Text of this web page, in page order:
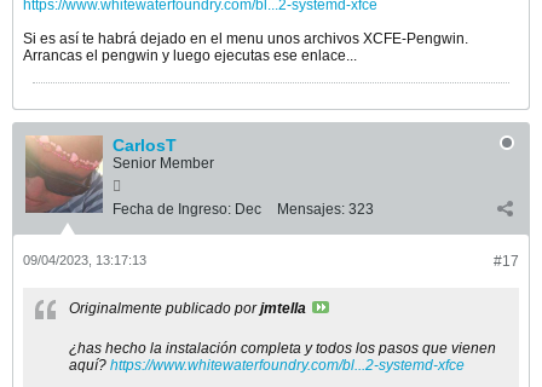
https://www.whitewaterfoundry.com/bl...2-systemd-xfce
Si es así te habrá dejado en el menu unos archivos XCFE-Pengwin.
Arrancas el pengwin y luego ejecutas ese enlace...
CarlosT
Senior Member
Fecha de Ingreso: Dec Mensajes: 323
#17
09/04/2023, 13:17:13
Originalmente publicado porjmtella
¿has hecho la instalación completa y todos los pasos que vienen
aquí? https://www.whitewaterfoundry.com/bl...2-systemd-xfce